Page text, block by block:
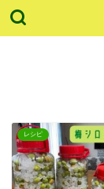
レシピ